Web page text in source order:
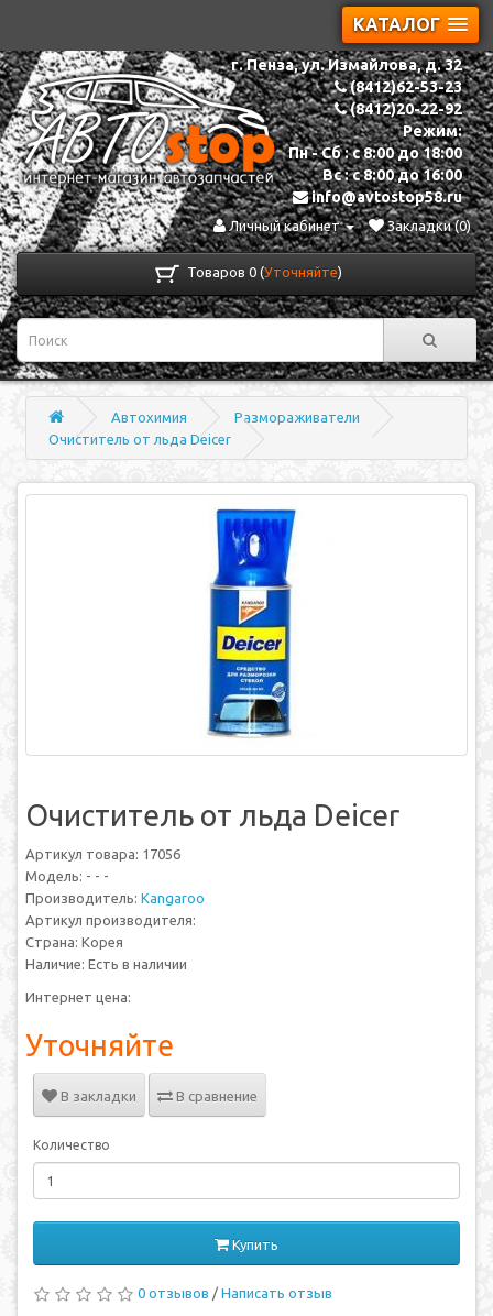
КАТАЛОГ
г. Пенза, ул. Измайлова, д. 32
(8412)62-53-23
(8412)20-22-92
Режим:
Пн - Сб : с 8:00 до 18:00
Вс : с 8:00 до 16:00
info@avtostop58.ru
Личный кабинет Закладки (0)
Товаров 0 (Уточняйте)
Автохимия
Размораживатели
Очиститель от льда Deicer
Очиститель от льда Deicer
Артикул товара: 17056
Модель: - - -
Производитель: Kangaroo
Артикул производителя:
Страна: Корея
Наличие: Есть в наличии
Интернет цена:
Уточняйте
В закладки В сравнение
Количество
Купить
0 отзывов / Написать отзыв